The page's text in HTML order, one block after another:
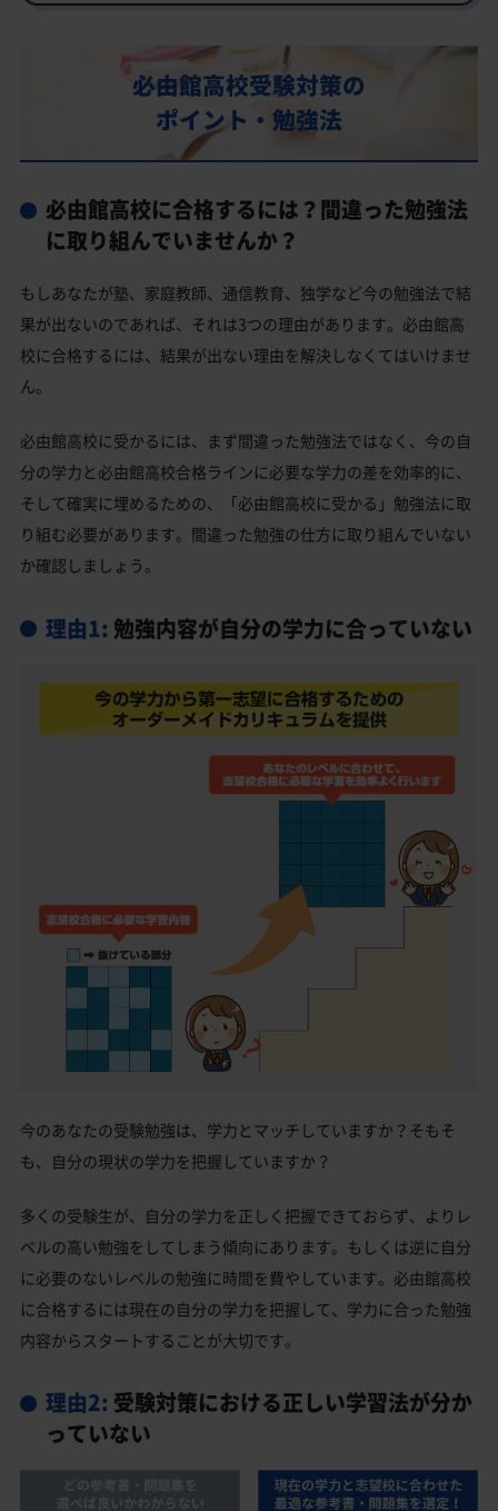
必由館高校の偏差値
必由館高校合格に必要な内申点の目安
内申点の計算方法
必由館高校の所在地・アクセス
私立大学
必由館高校と偏差値が近い私立・国立高校一覧
熊本市中央区の他の公立高校
熊本市中央区の他の私立高校
必由館高校受験対策の
ポイント・勉強法
必由館高校に合格するには？間違った勉強法
に取り組んでいませんか？
もしあなたが塾、家庭教師、通信教育、独学など今の勉強法で結
果が出ないのであれば、それは3つの理由があります。必由館高
校に合格するには、結果が出ない理由を解決しなくてはいけませ
ん。
必由館高校に受かるには、まず間違った勉強法ではなく、今の自
分の学力と必由館高校合格ラインに必要な学力の差を効率的に、
そして確実に埋めるための、「必由館高校に受かる」勉強法に取
り組む必要があります。間違った勉強の仕方に取り組んでいない
か確認しましょう。
理由1: 勉強内容が自分の学力に合っていない
今のあなたの受験勉強は、学力とマッチしていますか？そもそ
も、自分の現状の学力を把握していますか？
多くの受験生が、自分の学力を正しく把握できておらず、よりレ
ベルの高い勉強をしてしまう傾向にあります。もしくは逆に自分
に必要のないレベルの勉強に時間を費やしています。必由館高校
に合格するには現在の自分の学力を把握して、学力に合った勉強
内容からスタートすることが大切です。
理由2: 受験対策における正しい学習法が分か
っていない